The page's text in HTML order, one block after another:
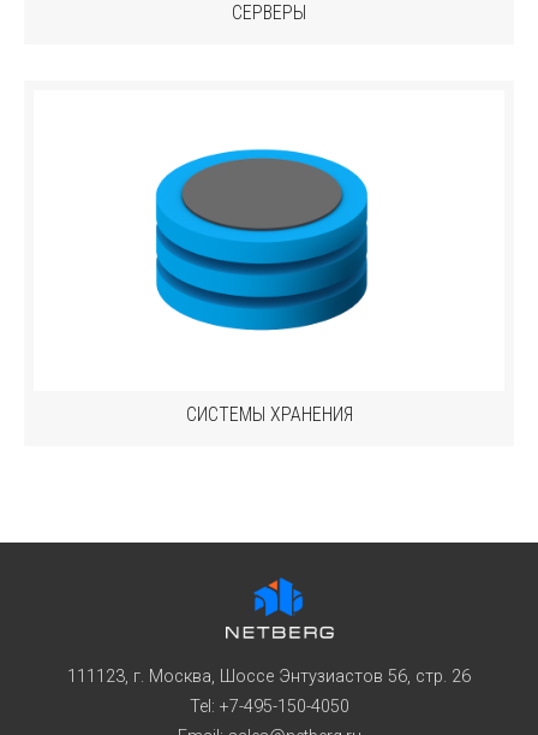
СЕРВЕРЫ
СИСТЕМЫ ХРАНЕНИЯ
111123, г. Москва, Шоссе Энтузиастов 56, стр. 26
Tel: +7-495-150-4050